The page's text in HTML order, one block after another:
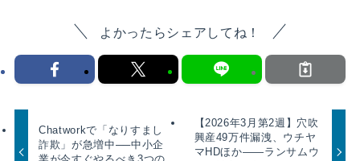
よかったらシェアしてね！
Chatworkで「なりすまし
詐欺」が急増中──中小企
【2026年3月第2週】穴吹
興産49万件漏洩、ウチヤ
マHDほか――ランサムウ